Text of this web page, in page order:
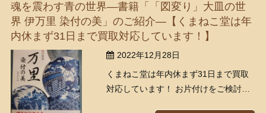
https://www.kumanekodou.com/recr ...
魂を震わす青の世界―書籍「「図変り」大皿の世
界 伊万里 染付の美」のご紹介―【くまねこ堂は年
内休まず31日まで買取対応しています！】
2022年12月28日
くまねこ堂は年内休まず31日まで買取
対応しています！ お片付けをご検討中